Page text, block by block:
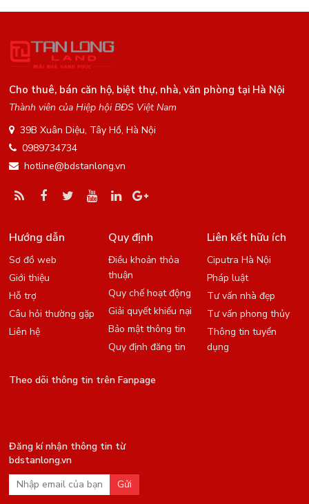
Cho thuê, bán căn hộ, biệt thự, nhà, văn phòng tại Hà Nội
Thành viên của Hiệp hội BĐS Việt Nam
39B Xuân Diệu, Tây Hồ, Hà Nội
0989734734
hotline@bdstanlong.vn
Hướng dẫn
Sơ đồ web
Giới thiệu
Hỗ trợ
Câu hỏi thường gặp
Liên hệ
Quy định
Điều khoản thỏa
thuận
Quy chế hoạt động
Giải quyết khiếu nại
Bảo mật thông tin
Quy định đăng tin
Liên kết hữu ích
Ciputra Hà Nội
Pháp luật
Tư vấn nhà đẹp
Tư vấn phong thủy
Thông tin tuyển
dụng
Theo dõi thông tin trên Fanpage
Đăng kí nhận thông tin từ
bdstanlong.vn
Gửi